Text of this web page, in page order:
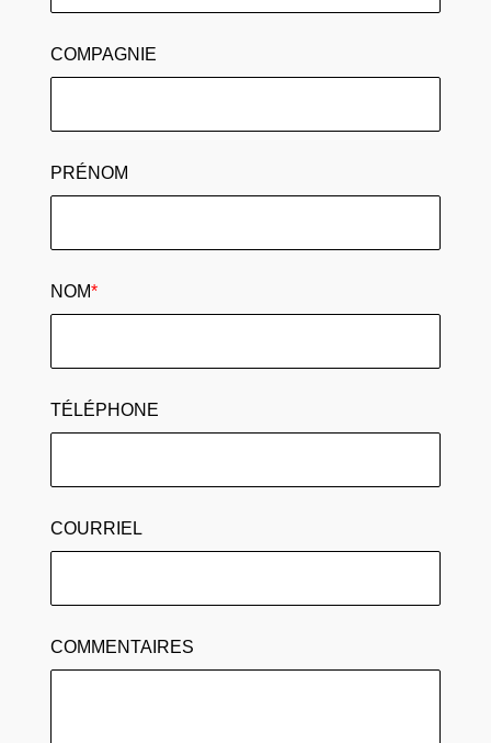
COMPAGNIE
PRÉNOM
NOM*
TÉLÉPHONE
COURRIEL
COMMENTAIRES